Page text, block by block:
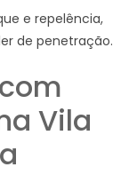
e repelência,
de penetração.
Vila